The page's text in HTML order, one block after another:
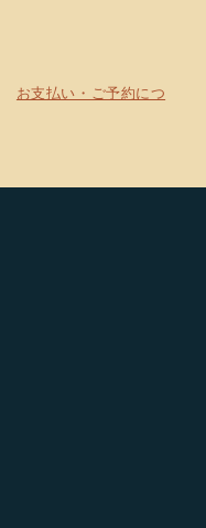
お支払い・ご予約につ